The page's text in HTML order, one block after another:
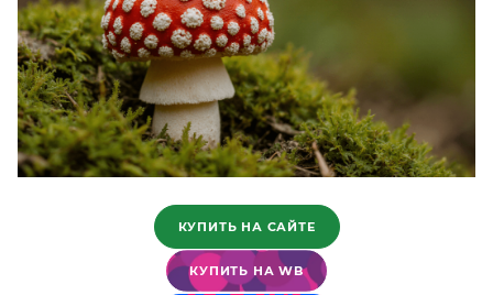
КУПИТЬ НА САЙТЕ
КУПИТЬ НА WB